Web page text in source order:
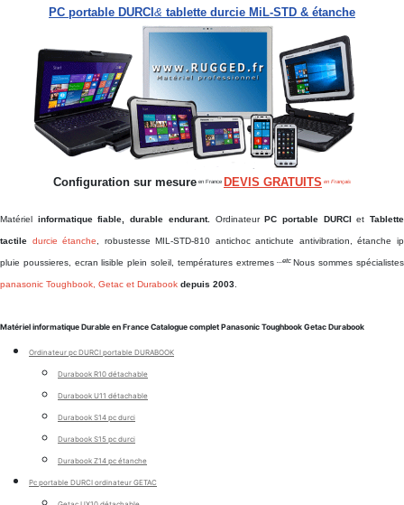
PC portable DURCI & tablette durcie MiL-STD & étanche
Configuration sur mesure en France DEVIS GRATUITS en Français
Matériel informatique fiable, durable endurant. OrdinateurPC portable DURCIet Tablette
tactile durcie étanche, robustesse MIL-STD-810 antichoc antichute antivibration, étanche ip
pluie poussieres, ecran lisible plein soleil, températures extremes ...etcNous sommes spécialistes
panasonic Toughbook, Getac et Durabook depuis 2003.
Matériel informatique Durable en France Catalogue complet Panasonic Toughbook Getac Durabook
Ordinateur pc DURCI portable DURABOOK
Durabook R10 détachable
Durabook U11 détachable
Durabook S14 pc durci
Durabook S15 pc durci
Durabook Z14 pc étanche
Pc portable DURCI ordinateur GETAC